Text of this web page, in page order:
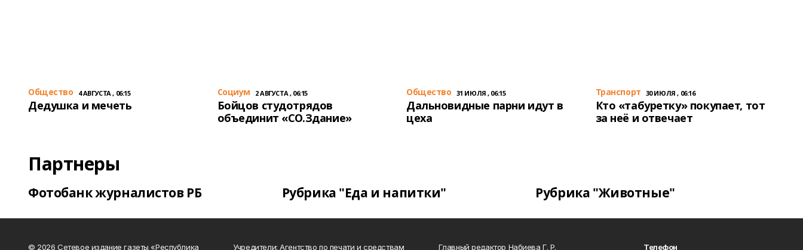
Общество 4 АВГУСТА , 06:15
Дедушка и мечеть
Cоциум 2 АВГУСТА , 06:15
Бойцов студотрядов
объединит «СО.Здание»
Общество 31 ИЮЛЯ , 06:15
Дальновидные парни идут в
цеха
Транспорт 30 ИЮЛЯ , 06:16
Кто «табуретку» покупает, тот
за неё и отвечает
Партнеры
Фотобанк журналистов РБ Рубрика "Еда и напитки" Рубрика "Животные"
© 2026 Сетевое издание газеты «Республика Учредители: Агентство по печати и средствам Главный редактор Набиева Г. Р. Телефон